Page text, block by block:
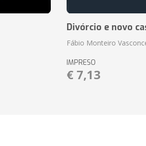
Divórcio e novo
Fábio Monteiro
IMPRESO
€ 7,13